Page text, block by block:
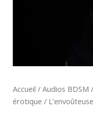
Accueil / Audios BDSM /
érotique /